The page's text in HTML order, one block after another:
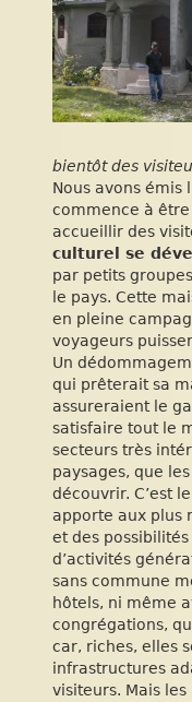
bientôt des
Nous avons émis
commence à
accueillir des
culturel se
par petits
le pays. Cette
en pleine
voyageurs
Un
qui prêterait sa
assureraient le
satisfaire tout le
secteurs très
paysages, que
découvrir. C’est
apporte aux plus
et des
d’activités
sans commune
hôtels, ni même
congrégations,
car, riches, elles
infrastructures
visiteurs. Mais